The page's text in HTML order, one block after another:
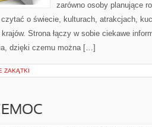
zarówno osoby planujące
o świecie, kulturach, atrakcjach,
Strona łączy w sobie ciekawe
dzięki czemu można […]
ZAKĄTKI